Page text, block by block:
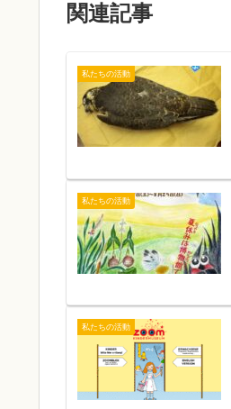
関連記事
私たちの活動
私たちの活動
私たちの活動